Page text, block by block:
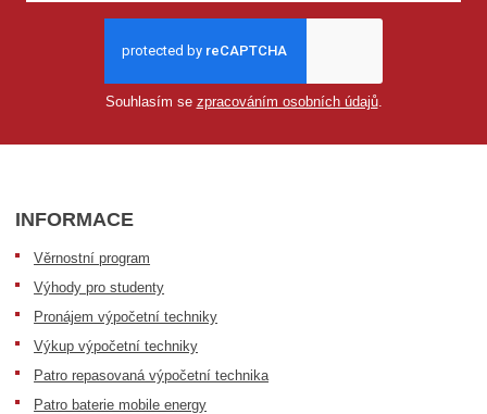
Souhlasím se zpracováním osobních údajů.
INFORMACE
Věrnostní program
Výhody pro studenty
Pronájem výpočetní techniky
Výkup výpočetní techniky
Patro repasovaná výpočetní technika
Patro baterie mobile energy